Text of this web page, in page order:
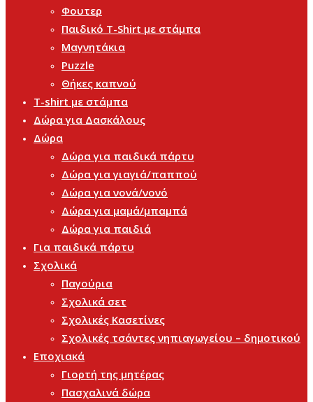
Φουτερ
Παιδικό T-Shirt με στάμπα
Μαγνητάκια
Puzzle
Θήκες καπνού
T-shirt με στάμπα
Δώρα για Δασκάλους
Δώρα
Δώρα για παιδικά πάρτυ
Δώρα για γιαγιά/παππού
Δώρα για νονά/νονό
Δώρα για μαμά/μπαμπά
Δώρα για παιδιά
Για παιδικά πάρτυ
Σχολικά
Παγούρια
Σχολικά σετ
Σχολικές Κασετίνες
Σχολικές τσάντες νηπιαγωγείου – δημοτικού
Εποχιακά
Γιορτή της μητέρας
Πασχαλινά δώρα